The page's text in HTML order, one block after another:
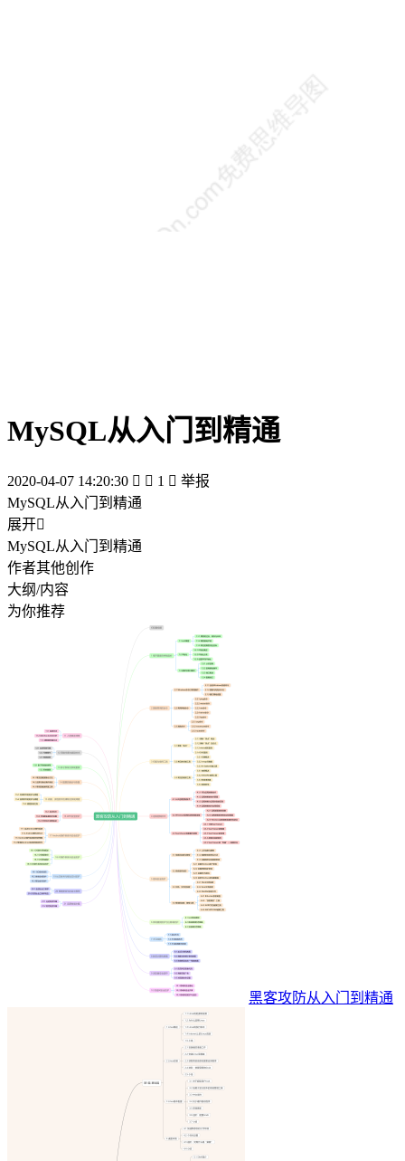
MySQL从入门到精通
2020-04-07 14:20:30   1  举报
MySQL从入门到精通
展开
MySQL从入门到精通
作者其他创作
大纲/内容
为你推荐
黑客攻防从入门到精通